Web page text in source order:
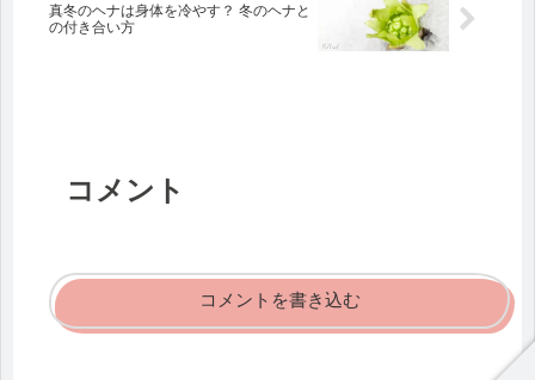
真冬のヘナは身体を冷やす？ 冬のヘナと
の付き合い方
コメント
コメントを書き込む